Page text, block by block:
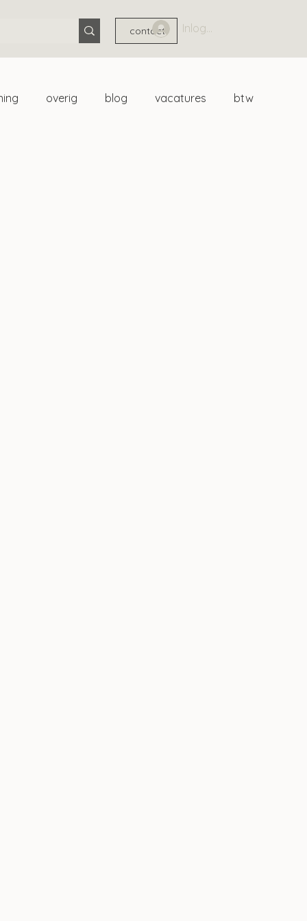
contact Inloggen
overig blog vacatures btw